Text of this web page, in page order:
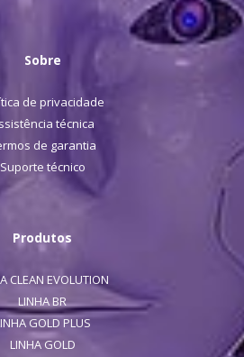
Sobre
de privacidade
técnica
de garantia
Suporte técnico
Produtos
CLEAN EVOLUTION
LINHA BR
GOLD PLUS
LINHA GOLD